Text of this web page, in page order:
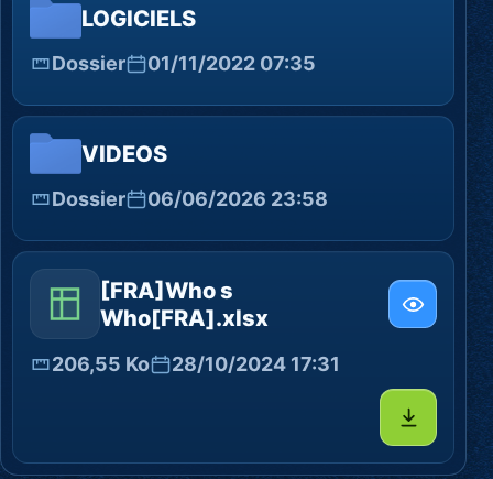
LOGICIELS
Dossier 01/11/2022 07:35
VIDEOS
Dossier 06/06/2026 23:58
[FRA]Who s
Who[FRA].xlsx
206,55 Ko 28/10/2024 17:31